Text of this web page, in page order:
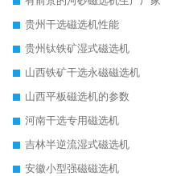
贵州干选磁选机性能
贵州钛铁矿湿式磁选机
山西铁矿干选永磁磁选机
山西平板磁选机的参数
河南干选专用磁选机
吉林半逆流湿式磁选机
安徽小型强磁磁选机